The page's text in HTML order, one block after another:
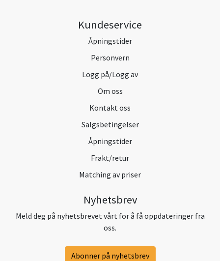
Kundeservice
Åpningstider
Personvern
Logg på/Logg av
Om oss
Kontakt oss
Salgsbetingelser
Åpningstider
Frakt/retur
Matching av priser
Nyhetsbrev
Meld deg på nyhetsbrevet vårt for å få oppdateringer fra
oss.
Abonner på nyhetsbrev